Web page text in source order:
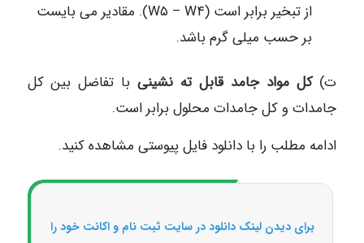
از تبخیر برابر است (W۵ – W۴). مقادیر می بایست
بر حسب میلی گرم باشد.
ت)کل مواد جامد قابل ته نشینیبا تفاضل بین کل
جامدات و کل جامدات محلول برابر است.
ادامه مطلب را با دانلود فایل پیوستی مشاهده کنید.
برای دیدن لینک دانلود در سایت ثبت نام و اکانت خود را